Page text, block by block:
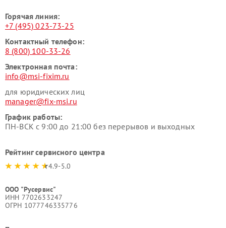
Горячая линия:
+7 (495) 023-73-25
Контактный телефон:
8 (800) 100-33-26
Электронная почта:
info@msi-fixim.ru
для юридических лиц
manager@fix-msi.ru
График работы:
ПН-ВСК с 9:00 до 21:00 без перерывов и выходных
Рейтинг сервисного центра
4.9-5.0
ООО "Русервис"
ИНН 7702633247
ОГРН 1077746335776